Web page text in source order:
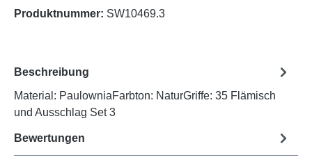
Produktnummer: SW10469.3
Beschreibung
Material: PaulowniaFarbton: NaturGriffe: 35 Flämisch
und Ausschlag Set 3
Bewertungen